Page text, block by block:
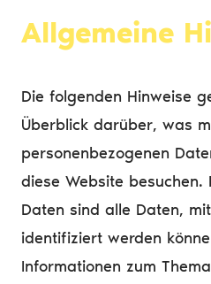
Allgemeine
Die folgenden Hinweise
Überblick darüber, was
personenbezogenen
diese Website besuchen.
Daten sind alle Daten,
identifiziert werden
Informationen zum